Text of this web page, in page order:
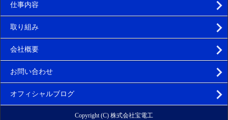
仕事内容
取り組み
会社概要
お問い合わせ
オフィシャルブログ
Copyright (C) 株式会社宝電工